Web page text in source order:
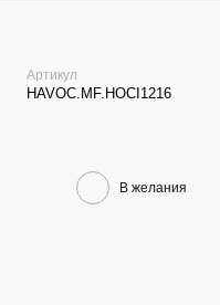
Артикул
HAVOC.MF.HOCI1216
В желания